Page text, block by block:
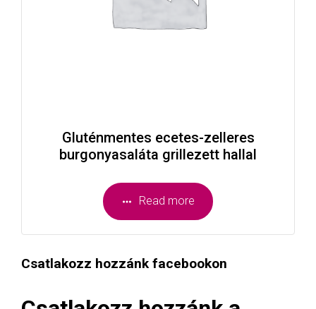
Gluténmentes ecetes-zelleres
burgonyasaláta grillezett hallal
Read more
Csatlakozz hozzánk facebookon